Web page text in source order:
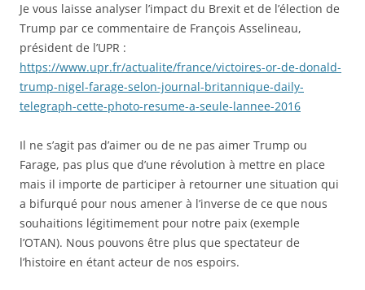
Je vous laisse analyser l’impact du Brexit et de l’élection de
Trump par ce commentaire de François Asselineau,
président de l’UPR :
https://www.upr.fr/actualite/france/victoires-or-de-donald-
trump-nigel-farage-selon-journal-britannique-daily-
telegraph-cette-photo-resume-a-seule-lannee-2016
Il ne s’agit pas d’aimer ou de ne pas aimer Trump ou
Farage, pas plus que d’une révolution à mettre en place
mais il importe de participer à retourner une situation qui
a bifurqué pour nous amener à l’inverse de ce que nous
souhaitions légitimement pour notre paix (exemple
l’OTAN). Nous pouvons être plus que spectateur de
l’histoire en étant acteur de nos espoirs.